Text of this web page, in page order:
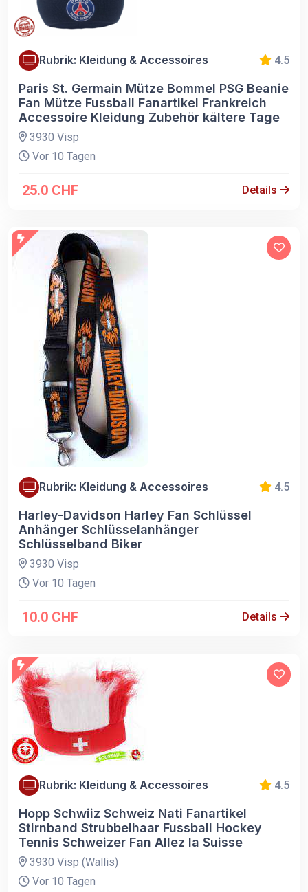
Rubrik: Kleidung & Accessoires 4.5
Paris St. Germain Mütze Bommel PSG Beanie
Fan Mütze Fussball Fanartikel Frankreich
Accessoire Kleidung Zubehör kältere Tage
3930 Visp
Vor 10 Tagen
25.0 CHF Details
Rubrik: Kleidung & Accessoires 4.5
Harley-Davidson Harley Fan Schlüssel
Anhänger Schlüsselanhänger
Schlüsselband Biker
3930 Visp
Vor 10 Tagen
10.0 CHF Details
Rubrik: Kleidung & Accessoires 4.5
Hopp Schwiiz Schweiz Nati Fanartikel
Stirnband Strubbelhaar Fussball Hockey
Tennis Schweizer Fan Allez la Suisse
3930 Visp (Wallis)
Vor 10 Tagen